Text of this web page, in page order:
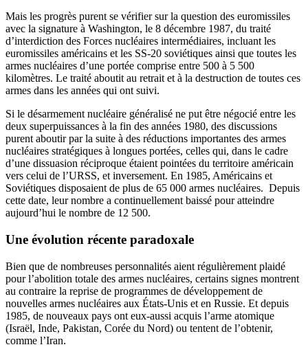
Mais les progrès purent se vérifier sur la question des euromissiles
avec la signature à Washington, le 8 décembre 1987, du traité
d’interdiction des Forces nucléaires intermédiaires, incluant les
euromissiles américains et les SS-20 soviétiques ainsi que toutes les
armes nucléaires d’une portée comprise entre 500 à 5 500
kilomètres. Le traité aboutit au retrait et à la destruction de toutes ces
armes dans les années qui ont suivi.
Si le désarmement nucléaire généralisé ne put être négocié entre les
deux superpuissances à la fin des années 1980, des discussions
purent aboutir par la suite à des réductions importantes des armes
nucléaires stratégiques à longues portées, celles qui, dans le cadre
d’une dissuasion réciproque étaient pointées du territoire américain
vers celui de l’URSS, et inversement. En 1985, Américains et
Soviétiques disposaient de plus de 65 000 armes nucléaires. Depuis
cette date, leur nombre a continuellement baissé pour atteindre
aujourd’hui le nombre de 12 500.
Une évolution récente paradoxale
Bien que de nombreuses personnalités aient régulièrement plaidé
pour l’abolition totale des armes nucléaires, certains signes montrent
au contraire la reprise de programmes de développement de
nouvelles armes nucléaires aux États-Unis et en Russie. Et depuis
1985, de nouveaux pays ont eux-aussi acquis l’arme atomique
(Israël, Inde, Pakistan, Corée du Nord) ou tentent de l’obtenir,
comme l’Iran.